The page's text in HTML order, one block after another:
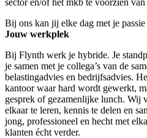
sector en/of het mkb te voorzien van
Bij ons kan jij elke dag met je
Jouw werkplek
Bij Flynth werk je hybride. Je
je samen met je collega’s van de
belastingadvies en bedrijfsadvies.
kantoor waar hard wordt gewerkt,
gesprek of gezamenlijke lunch. Wij
elkaar te leren, kennis te delen en
jong, professioneel en hecht met
klanten écht verder.